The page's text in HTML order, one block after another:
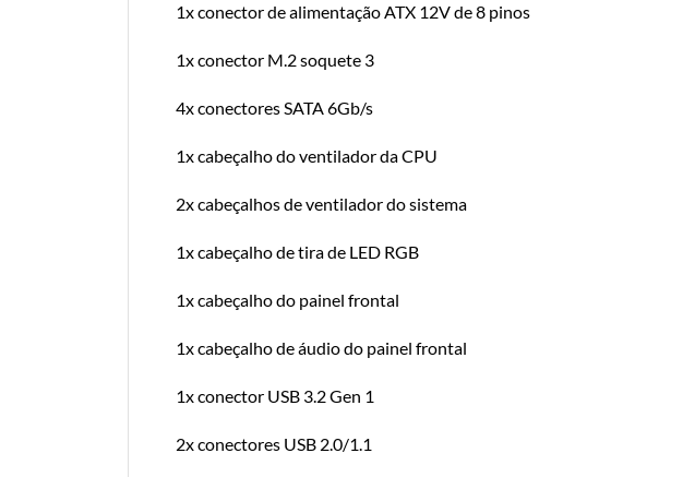
1x conector de alimentação ATX 12V de 8 pinos
1x conector M.2 soquete 3
4x conectores SATA 6Gb/s
1x cabeçalho do ventilador da CPU
2x cabeçalhos de ventilador do sistema
1x cabeçalho de tira de LED RGB
1x cabeçalho do painel frontal
1x cabeçalho de áudio do painel frontal
1x conector USB 3.2 Gen 1
2x conectores USB 2.0/1.1